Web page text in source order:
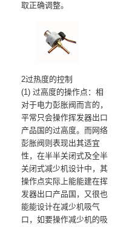
取正确调整。
2过热度的控制
(1) 过高度的操作点：相
对于电力彭胀阀而言的，
平常只会操作挥发器出口
产品国的过高度。而网络
彭胀阀则表现出其适宜
性，在半半关闭式及全半
关闭式减少机设计中，其
操作点实际上能能建在挥
发器出口产品国，又很也
能能设计在减少机吸气
口，如要操作减少机的吸